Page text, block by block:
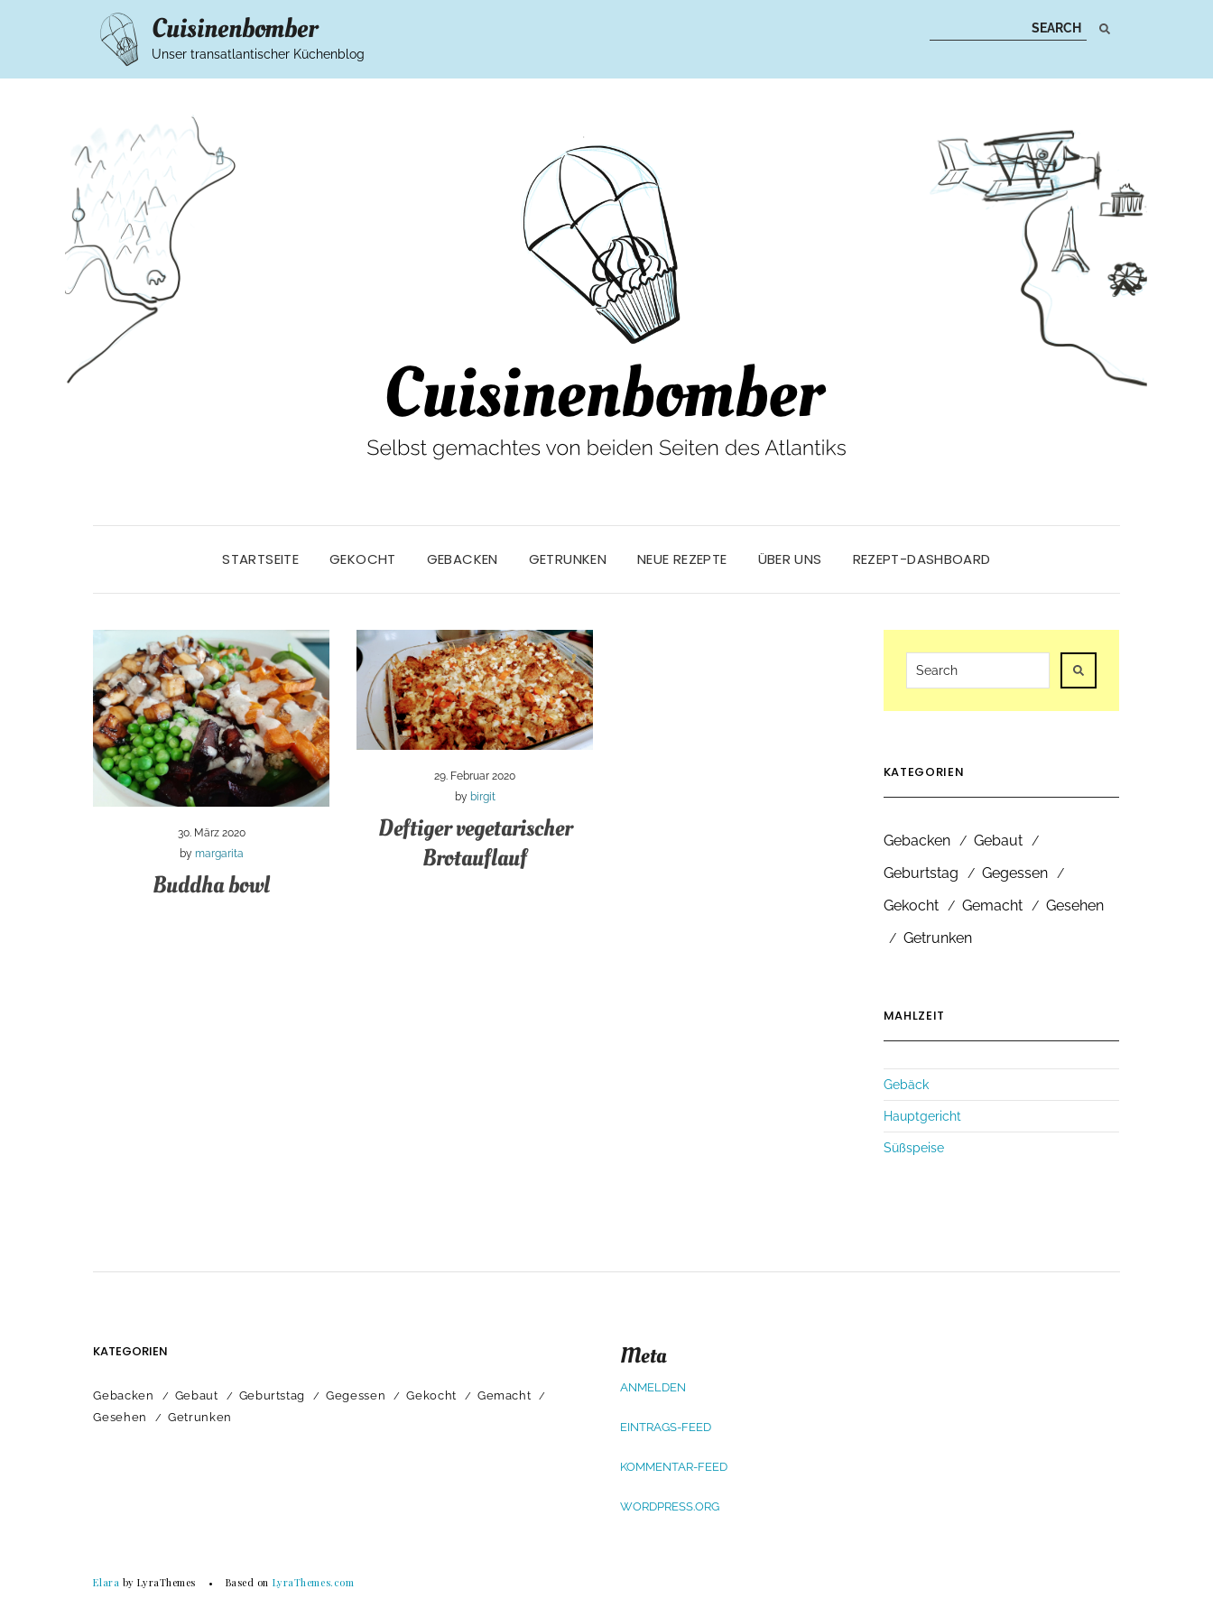
Cuisinenbomber
Unser transatlantischer Küchenblog
STARTSEITE GEKOCHT GEBACKEN GETRUNKEN NEUE REZEPTE ÜBER UNS REZEPT-DASHBOARD
30. März 2020
by margarita
Buddha bowl
29. Februar 2020
by birgit
Deftiger vegetarischer
Brotauflauf
KATEGORIEN
Gebacken
Gebaut
Geburtstag
Gegessen
Gekocht
Gemacht
Gesehen
Getrunken
MAHLZEIT
Gebäck
Hauptgericht
Süßspeise
KATEGORIEN
Gebacken Gebaut Geburtstag Gegessen Gekocht
Gemacht
Gesehen
Getrunken
Meta
ANMELDEN
EINTRAGS-FEED
KOMMENTAR-FEED
WORDPRESS.ORG
Elara by LyraThemes Based on LyraThemes.com